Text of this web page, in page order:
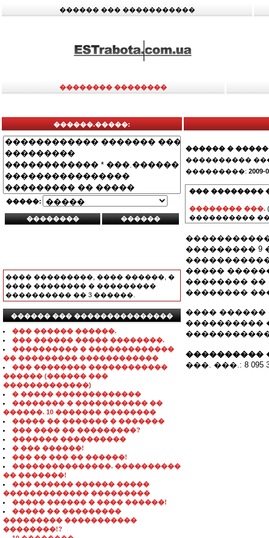
������ ��� �����������
�������� ��������
������.�����:
�����:
���� ���������, ���� ������, �
���� �������� � ���������
���������� �� 3 ������.
������ ��� ���������������
��� ������ ������.
��� ������ ����� ��������.
���������� � �������������
�� ��������� ������������
��� �������� ������������
������ (������ ���
�������������)
� ����� �������������
�������� � ����������� ��
������. 10 ������� ��������
����� �� ������� � �������
��� ���� �� ���������?
������� ����������
� ��� ������!
��� �� ��� �� ������!
���������������. ����������
�� �������!
��� ������ ������ �����
������������� ���������
����� ������ � ���� ������!
����� �� ���������
��������� �����������
��������!?
������ �
����������
���������: 2009-
��� ��������
�������� ���.
����������
��������� 9
�����
�������� ��
��������
���� ������
����������
����������
���. ���.: 8 095